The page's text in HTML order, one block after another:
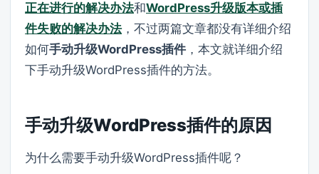
正在进行的解决办法和WordPress升级版本或插
件失败的解决办法，不过两篇文章都没有详细介绍
如何手动升级WordPress插件 ，本文就详细介绍
下手动升级WordPress插件的方法。
手动升级WordPress插件的原因
为什么需要手动升级WordPress插件呢？